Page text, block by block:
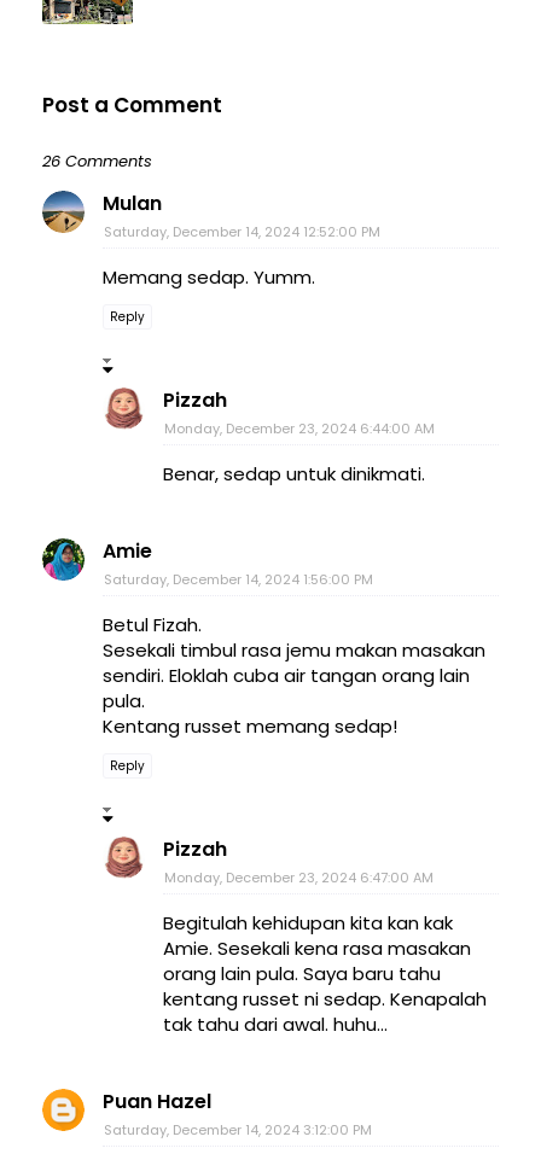
Post a Comment
26 Comments
Mulan
Saturday, December 14, 2024 12:52:00 PM
Memang sedap. Yumm.
Reply
Pizzah
Monday, December 23, 2024 6:44:00 AM
Benar, sedap untuk dinikmati.
Amie
Saturday, December 14, 2024 1:56:00 PM
Betul Fizah.
Sesekali timbul rasa jemu makan masakan
sendiri. Eloklah cuba air tangan orang lain
pula.
Kentang russet memang sedap!
Reply
Pizzah
Monday, December 23, 2024 6:47:00 AM
Begitulah kehidupan kita kan kak
Amie. Sesekali kena rasa masakan
orang lain pula. Saya baru tahu
kentang russet ni sedap. Kenapalah
tak tahu dari awal. huhu...
Puan Hazel
Saturday, December 14, 2024 3:12:00 PM